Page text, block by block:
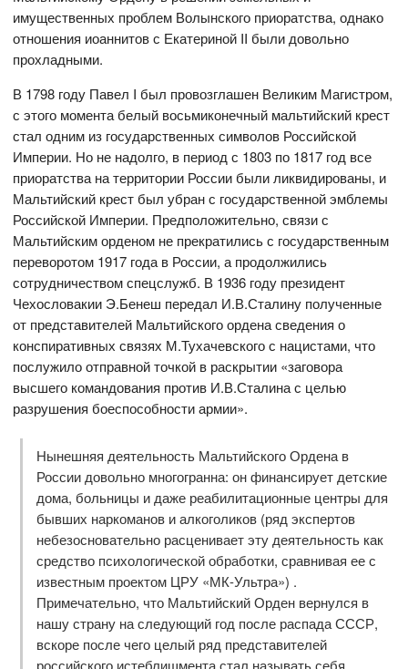
имущественных проблем Волынского приоратства, однако
отношения иоаннитов с Екатериной II были довольно
прохладными.
В 1798 году Павел I был провозглашен Великим Магистром,
с этого момента белый восьмиконечный мальтийский крест
стал одним из государственных символов Российской
Империи. Но не надолго, в период с 1803 по 1817 год все
приоратства на территории России были ликвидированы, и
Мальтийский крест был убран с государственной эмблемы
Российской Империи. Предположительно, связи с
Мальтийским орденом не прекратились с государственным
переворотом 1917 года в России, а продолжились
сотрудничеством спецслужб. В 1936 году президент
Чехословакии Э.Бенеш передал И.В.Сталину полученные
от представителей Мальтийского ордена сведения о
конспиративных связях М.Тухачевского с нацистами, что
послужило отправной точкой в раскрытии «заговора
высшего командования против И.В.Сталина с целью
разрушения боеспособности армии».
Нынешняя деятельность Мальтийского Ордена в
России довольно многогранна: он финансирует детские
дома, больницы и даже реабилитационные центры для
бывших наркоманов и алкоголиков (ряд экспертов
небезосновательно расценивает эту деятельность как
средство психологической обработки, сравнивая ее с
известным проектом ЦРУ «МК-Ультра») .
Примечательно, что Мальтийский Орден вернулся в
нашу страну на следующий год после распада СССР,
вскоре после чего целый ряд представителей
российского истеблишмента стал называть себя